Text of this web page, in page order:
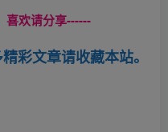
喜欢请分享------
彩文章请收藏本站。